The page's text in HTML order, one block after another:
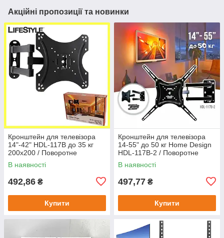
Акційні пропозиції та новинки
Кронштейн для телевізора
14"-42" HDL-117B до 35 кг
200х200 / Поворотне
кріплення для LCD
телевізорів на стіну
В наявності
492,86 ₴
Купити
Кронштейн для телевізора
14-55" до 50 кг Home Design
HDL-117B-2 / Поворотне
кріплення для ТБ на стіну.
В наявності
497,77 ₴
Купити